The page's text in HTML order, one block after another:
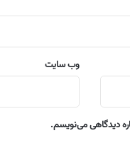
وب‌ سایت
دیدگاهی می‌نویسم.